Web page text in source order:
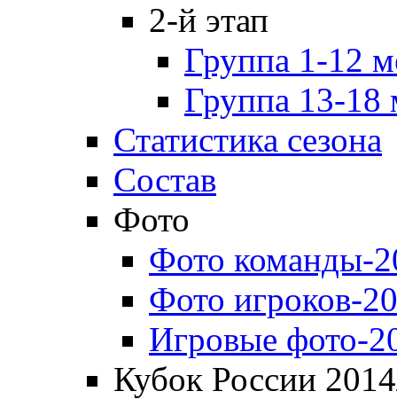
2-й этап
Группа 1-12
Группа 13-18
Статистика сезона
Состав
Фото
Фото команды-
Фото игроков-
Игровые фото-
Кубок России